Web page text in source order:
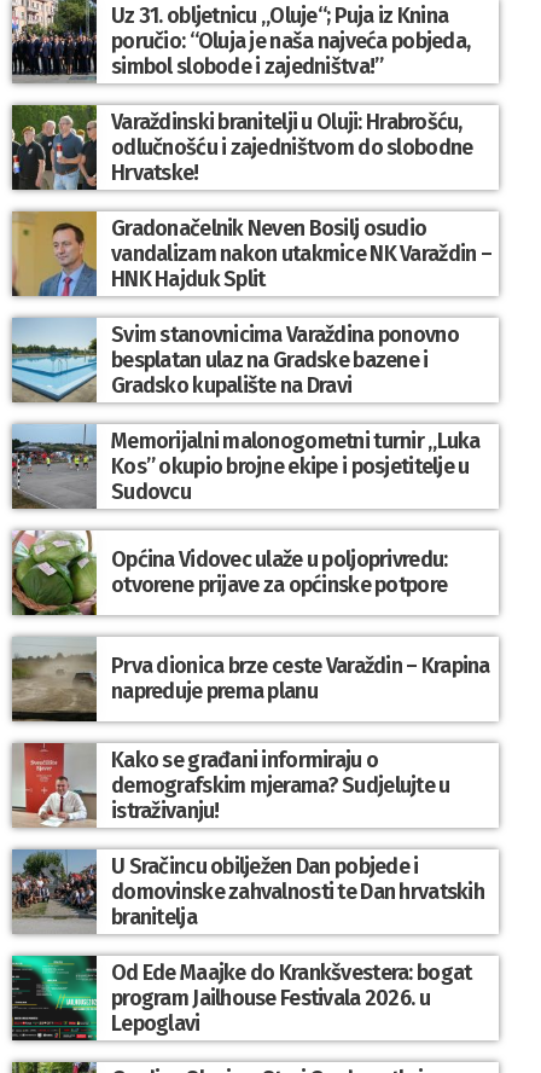
Uz 31. obljetnicu „Oluje“; Puja iz Knina
poručio: “Oluja je naša najveća pobjeda,
simbol slobode i zajedništva!”
Varaždinski branitelji u Oluji: Hrabrošću,
odlučnošću i zajedništvom do slobodne
Hrvatske!
Gradonačelnik Neven Bosilj osudio
vandalizam nakon utakmice NK Varaždin –
HNK Hajduk Split
Svim stanovnicima Varaždina ponovno
besplatan ulaz na Gradske bazene i
Gradsko kupalište na Dravi
Memorijalni malonogometni turnir „Luka
Kos” okupio brojne ekipe i posjetitelje u
Sudovcu
Općina Vidovec ulaže u poljoprivredu:
otvorene prijave za općinske potpore
Prva dionica brze ceste Varaždin – Krapina
napreduje prema planu
Kako se građani informiraju o
demografskim mjerama? Sudjelujte u
istraživanju!
U Sračincu obilježen Dan pobjede i
domovinske zahvalnosti te Dan hrvatskih
branitelja
Od Ede Maajke do Krankšvestera: bogat
program Jailhouse Festivala 2026. u
Lepoglavi